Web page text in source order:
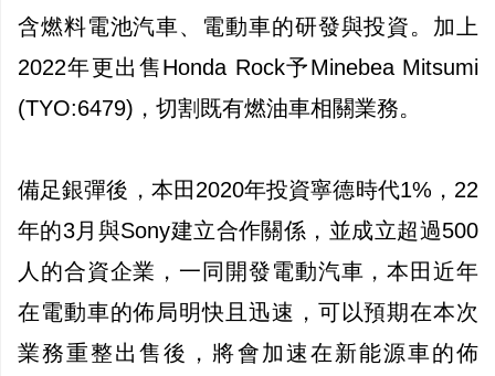
含燃料電池汽車、電動車的研發與投資。加上
2022年更出售Honda Rock予Minebea Mitsumi
(TYO:6479)，切割既有燃油車相關業務。
備足銀彈後，本田2020年投資寧德時代1%，22
年的3月與Sony建立合作關係，並成立超過500
人的合資企業，一同開發電動汽車，本田近年
在電動車的佈局明快且迅速，可以預期在本次
業務重整出售後，將會加速在新能源車的佈